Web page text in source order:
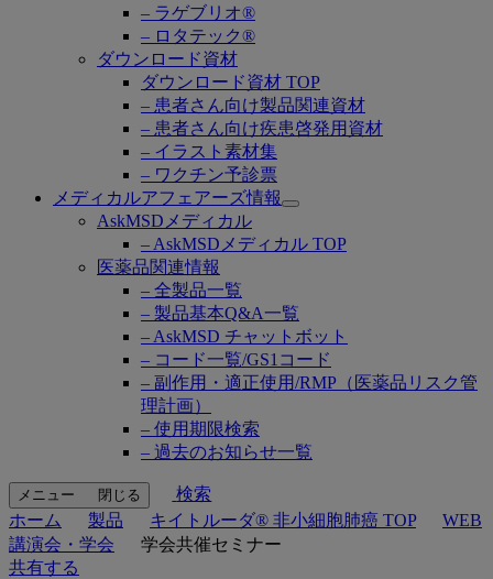
– ラゲブリオ®
– ロタテック®
ダウンロード資材
ダウンロード資材 TOP
– 患者さん向け製品関連資材
– 患者さん向け疾患啓発用資材
– イラスト素材集
– ワクチン予診票
メディカルアフェアーズ情報
Open
AskMSDメディカル
– AskMSDメディカル TOP
医薬品関連情報
– 全製品一覧
– 製品基本Q&A一覧
– AskMSD チャットボット
– コード一覧/GS1コード
– 副作用・適正使用/RMP（医薬品リスク管
理計画）
– 使用期限検索
– 過去のお知らせ一覧
メニュー 閉じる
検索
ホーム
製品 キイトルーダ® 非小細胞肺癌 TOP
WEB
講演会・学会
学会共催セミナー
共有する